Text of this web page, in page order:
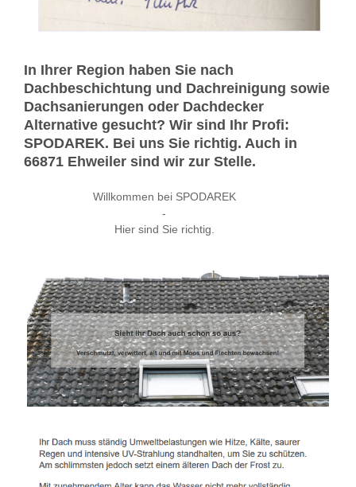
In Ihrer Region haben Sie nach
Dachbeschichtung und Dachreinigung sowie
Dachsanierungen oder Dachdecker
Alternative gesucht? Wir sind Ihr Profi:
SPODAREK. Bei uns Sie richtig. Auch in
66871 Ehweiler sind wir zur Stelle.
Willkommen bei SPODAREK
-
Hier sind Sie richtig.